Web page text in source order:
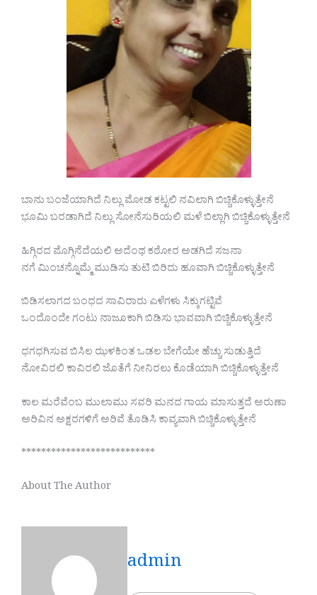
ಬಾನು ಬಂಜೆಯಾಗಿದೆ ನಿಲ್ಲು ಮೋಡ ಕಟ್ಟಲಿ ನವಿಲಾಗಿ ಬಿಚ್ಚಿಕೊಳ್ಳುತ್ತೇನೆ
ಭೂಮಿ ಬರಡಾಗಿದೆ ನಿಲ್ಲು ಸೋನೆಸುರಿಯಲಿ ಮಳೆ ಬಿಲ್ಲಾಗಿ ಬಿಚ್ಚಿಕೊಳ್ಳುತ್ತೇನೆ
ಹಿಗ್ಗಿರದ ಮೊಗ್ಗಿನೆದೆಯಲಿ ಅದೆಂಥ ಕಠೋರ ಅಡಗಿದೆ ಸಜನಾ
ನಗೆ ಮಿಂಚನ್ನೊಮ್ಮೆ ಮುಡಿಸು ತುಟಿ ಬಿರಿದು ಹೂವಾಗಿ ಬಿಚ್ಚಿಕೊಳ್ಳುತ್ತೇನೆ
ಬಿಡಿಸಲಾಗದ ಬಂಧದ ಸಾವಿರಾರು ಎಳೆಗಳು ಸಿಕ್ಕುಗಟ್ಟಿವೆ
ಒಂದೊಂದೇ ಗಂಟು ನಾಜೂಕಾಗಿ ಬಿಡಿಸು ಭಾವವಾಗಿ ಬಿಚ್ಚಿಕೊಳ್ಳುತ್ತೇನೆ
ಧಗಧಗಿಸುವ ಬಿಸಿಲ ಝಳಕಿಂತ ಒಡಲ ಬೇಗೆಯೇ ಹೆಚ್ಚು ಸುಡುತ್ತಿದೆ
ನೋವಿರಲಿ ಕಾವಿರಲಿ ಜೊತೆಗೆ ನೀನಿರಲು ಕೊಡೆಯಾಗಿ ಬಿಚ್ಚಿಕೊಳ್ಳುತ್ತೇನೆ
ಕಾಲ ಮರೆವೆಂಬ ಮುಲಾಮು ಸವರಿ ಮನದ ಗಾಯ ಮಾಸುತ್ತದೆ ಅರುಣಾ
ಅರಿವಿನ ಅಕ್ಷರಗಳಿಗೆ ಅರಿವೆ ತೊಡಿಸಿ ಕಾವ್ಯವಾಗಿ ಬಿಚ್ಚಿಕೊಳ್ಳುತ್ತೇನೆ
***************************
About The Author
admin